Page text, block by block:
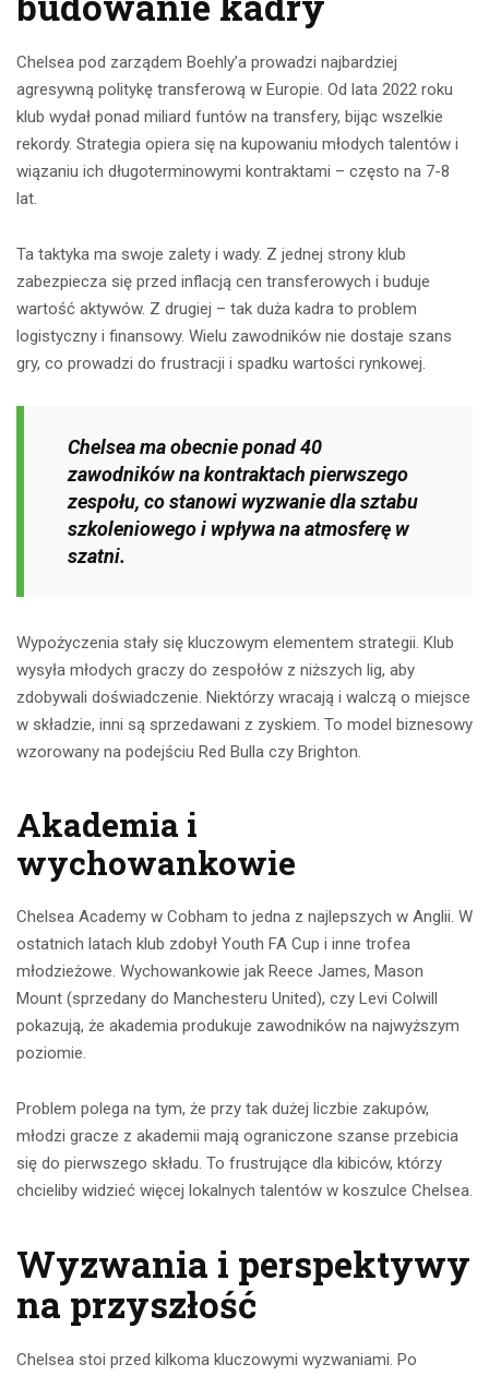
Chelsea pod zarządem Boehly’a prowadzi najbardziej
agresywną politykę transferową w Europie. Od lata 2022 roku
klub wydał ponad miliard funtów na transfery, bijąc wszelkie
rekordy. Strategia opiera się na kupowaniu młodych talentów i
wiązaniu ich długoterminowymi kontraktami – często na 7-8
lat.
Ta taktyka ma swoje zalety i wady. Z jednej strony klub
zabezpiecza się przed inflacją cen transferowych i buduje
wartość aktywów. Z drugiej – tak duża kadra to problem
logistyczny i finansowy. Wielu zawodników nie dostaje szans
gry, co prowadzi do frustracji i spadku wartości rynkowej.
Chelsea ma obecnie ponad 40
zawodników na kontraktach pierwszego
zespołu, co stanowi wyzwanie dla sztabu
szkoleniowego i wpływa na atmosferę w
szatni.
Wypożyczenia stały się kluczowym elementem strategii. Klub
wysyła młodych graczy do zespołów z niższych lig, aby
zdobywali doświadczenie. Niektórzy wracają i walczą o miejsce
w składzie, inni są sprzedawani z zyskiem. To model biznesowy
wzorowany na podejściu Red Bulla czy Brighton.
Akademia i
wychowankowie
Chelsea Academy w Cobham to jedna z najlepszych w Anglii. W
ostatnich latach klub zdobył Youth FA Cup i inne trofea
młodzieżowe. Wychowankowie jak Reece James, Mason
Mount (sprzedany do Manchesteru United), czy Levi Colwill
pokazują, że akademia produkuje zawodników na najwyższym
poziomie.
Problem polega na tym, że przy tak dużej liczbie zakupów,
młodzi gracze z akademii mają ograniczone szanse przebicia
się do pierwszego składu. To frustrujące dla kibiców, którzy
chcieliby widzieć więcej lokalnych talentów w koszulce Chelsea.
Wyzwania i perspektywy
na przyszłość
Chelsea stoi przed kilkoma kluczowymi wyzwaniami. Po